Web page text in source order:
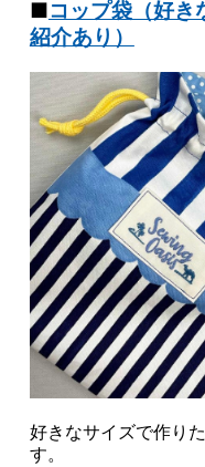
■コップ袋（好き
紹介あり）
好きなサイズで作り
す。